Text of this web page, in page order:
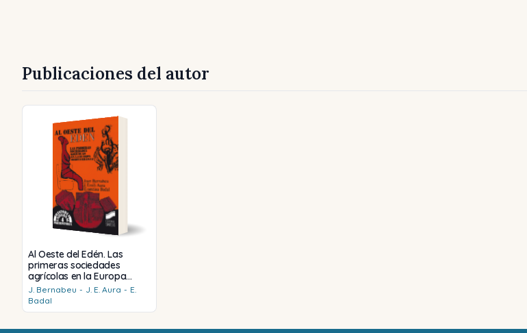
Publicaciones del autor
Al Oeste del Edén. Las
primeras sociedades
agrícolas en la Europa
mediterránea
J. Bernabeu - J. E. Aura - E.
Badal